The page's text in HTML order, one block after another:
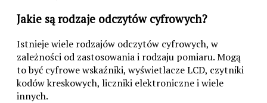
Jakie są rodzaje odczytów cyfrowych?
Istnieje wiele rodzajów odczytów cyfrowych, w
zależności od zastosowania i rodzaju pomiaru. Mogą
to być cyfrowe wskaźniki, wyświetlacze LCD, czytniki
kodów kreskowych, liczniki elektroniczne i wiele
innych.